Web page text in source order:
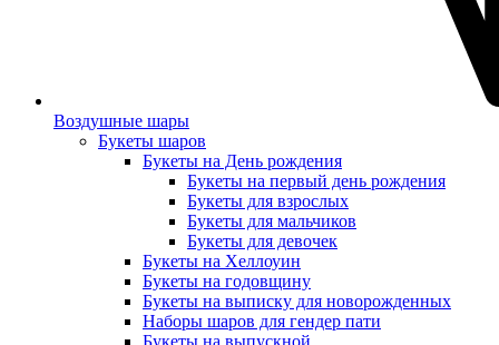
Воздушные шары
Букеты шаров
Букеты на День рождения
Букеты на первый день рождения
Букеты для взрослых
Букеты для мальчиков
Букеты для девочек
Букеты на Хеллоуин
Букеты на годовщину
Букеты на выписку для новорожденных
Наборы шаров для гендер пати
Букеты на выпускной